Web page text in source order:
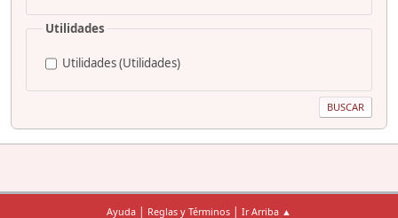
Utilidades
Utilidades (Utilidades)
Ayuda | Reglas y Términos | Ir Arriba ▲